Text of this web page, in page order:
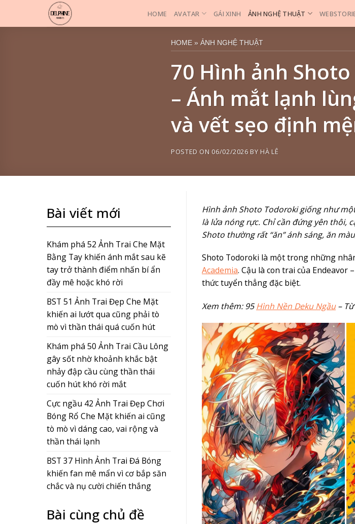
HOME AVATAR GÁI XINH ẢNH NGHỆ THUẬT
HOME » ẢNH NGHỆ THUẬT
70 Hình ảnh
– Ánh mắt lạnh
và vết sẹo định
POSTED ON 06/02/2026 BY HÀ LÊ
Bài viết mới
Khám phá 52 Ảnh Trai Che Mặt
Bằng Tay khiến ánh mắt sau kẽ
tay trở thành điểm nhấn bí ẩn
đầy mê hoặc khó rời
BST 51 Ảnh Trai Đẹp Che Mặt
khiến ai lướt qua cũng phải tò
mò vì thần thái quá cuốn hút
Khám phá 50 Ảnh Trai Cầu Lông
gây sốt nhờ khoảnh khắc bật
nhảy đập cầu cùng thần thái
cuốn hút khó rời mắt
Cực ngầu 42 Ảnh Trai Đẹp Chơi
Bóng Rổ Che Mặt khiến ai cũng
tò mò vì dáng cao, vai rộng và
thần thái lạnh
BST 37 Hình Ảnh Trai Đá Bóng
khiến fan mê mẩn vì cơ bắp săn
chắc và nụ cười chiến thắng
Bài cùng chủ đề
Hình ảnh Shoto Todoroki giống như
là lửa nóng rực. Chỉ cần đứng yên thôi,
Shoto thường rất “ăn” ánh sáng, ăn
Shoto Todoroki là một trong những
Academia. Cậu là con trai của Endeavor
thức tuyển thẳng đặc biệt.
Xem thêm: 95Hình Nền Deku Ngầu– Từ